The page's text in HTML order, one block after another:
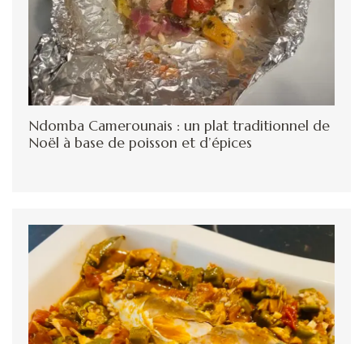
Ndomba Camerounais : un plat traditionnel de
Noël à base de poisson et d’épices